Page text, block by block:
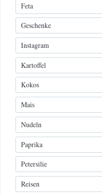
Feta
Geschenke
Instagram
Kartoffel
Kokos
Mais
Nudeln
Paprika
Petersilie
Reisen